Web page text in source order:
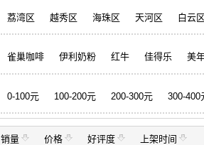
荔湾区 越秀区 海珠区 天河区 白云
雀巢咖啡 伊利奶粉 红牛 佳得乐 美
0-100元 100-200元 200-300元 300-400
销量 价格 好评度 上架时间